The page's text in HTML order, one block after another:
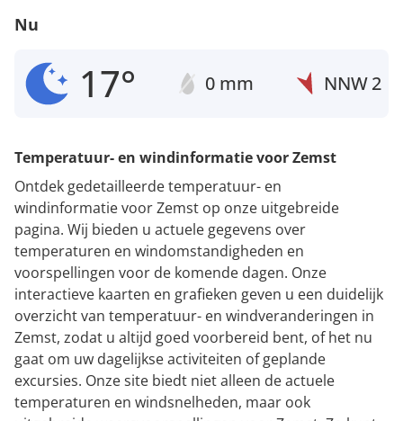
Nu
17° 0 mm NNW2
Temperatuur- en windinformatie voor Zemst
Ontdek gedetailleerde temperatuur- en
windinformatie voor Zemst op onze uitgebreide
pagina. Wij bieden u actuele gegevens over
temperaturen en windomstandigheden en
voorspellingen voor de komende dagen. Onze
interactieve kaarten en grafieken geven u een duidelijk
overzicht van temperatuur- en windveranderingen in
Zemst, zodat u altijd goed voorbereid bent, of het nu
gaat om uw dagelijkse activiteiten of geplande
excursies. Onze site biedt niet alleen de actuele
temperaturen en windsnelheden, maar ook